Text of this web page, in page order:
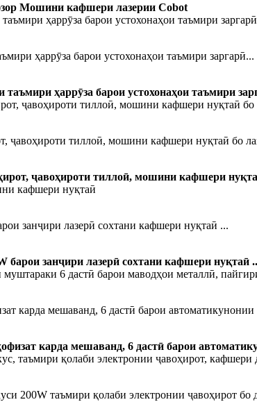
Мошини кафшери лазерии Cobot
ҳаррӯза барои устохонаҳои таъмири заргарӣ...
ҳаррӯза барои устохонаҳои таъмири
ҷавоҳироти тиллоӣ, мошини кафшери нуқтаӣ бо
ҷавоҳироти тиллоӣ, мошини кафшери
занҷири лазерӣ сохтани кафшери нуқтаӣ ...
занҷири лазерӣ сохтани кафшери нуқтаӣ
карда мешаванд, 6 дастӣ барои
карда мешаванд, 6 дастӣ барои
200W таъмири қолаби электронии ҷавоҳирот бо